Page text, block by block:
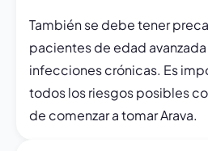
También se debe tener
pacientes de edad
infecciones crónicas. Es
todos los riesgos posibles
de comenzar a tomar Arava.